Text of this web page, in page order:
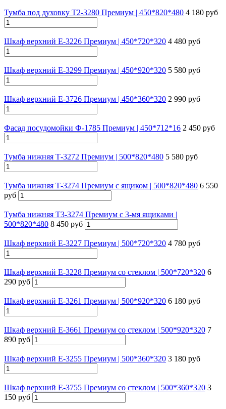
Тумба под духовку Т2-3280 Премиум | 450*820*480 4 180 руб
Шкаф верхний Е-3226 Премиум | 450*720*320 4 480 руб
Шкаф верхний Е-3299 Премиум | 450*920*320 5 580 руб
Шкаф верхний Е-3726 Премиум | 450*360*320 2 990 руб
Фасад посудомойки Ф-1785 Премиум | 450*712*16 2 450 руб
Тумба нижняя Т-3272 Премиум | 500*820*480 5 580 руб
Тумба нижняя Т-3274 Премиум с ящиком | 500*820*480 6 550
руб
Тумба нижняя Т3-3274 Премиум с 3-мя ящиками |
500*820*480 8 450 руб
Шкаф верхний Е-3227 Премиум | 500*720*320 4 780 руб
Шкаф верхний Е-3228 Премиум со стеклом | 500*720*320 6
290 руб
Шкаф верхний Е-3261 Премиум | 500*920*320 6 180 руб
Шкаф верхний Е-3661 Премиум со стеклом | 500*920*320 7
890 руб
Шкаф верхний Е-3255 Премиум | 500*360*320 3 180 руб
Шкаф верхний Е-3755 Премиум со стеклом | 500*360*320 3
150 руб